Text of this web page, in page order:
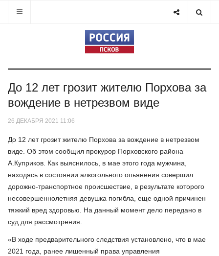
До 12 лет грозит жителю Порхова за
вождение в нетрезвом виде
26 ДЕКАБРЯ 2021 11:06
До 12 лет грозит жителю Порхова за вождение в нетрезвом
виде. Об этом сообщил прокурор Порховского района
А.Куприков. Как выяснилось, в мае этого года мужчина,
находясь в состоянии алкогольного опьянения совершил
дорожно-транспортное происшествие, в результате которого
несовершеннолетняя девушка погибла, еще одной причинен
тяжкий вред здоровью. На данный момент дело передано в
суд для рассмотрения.
«В ходе предварительного следствия установлено, что в мае
2021 года, ранее лишенный права управления